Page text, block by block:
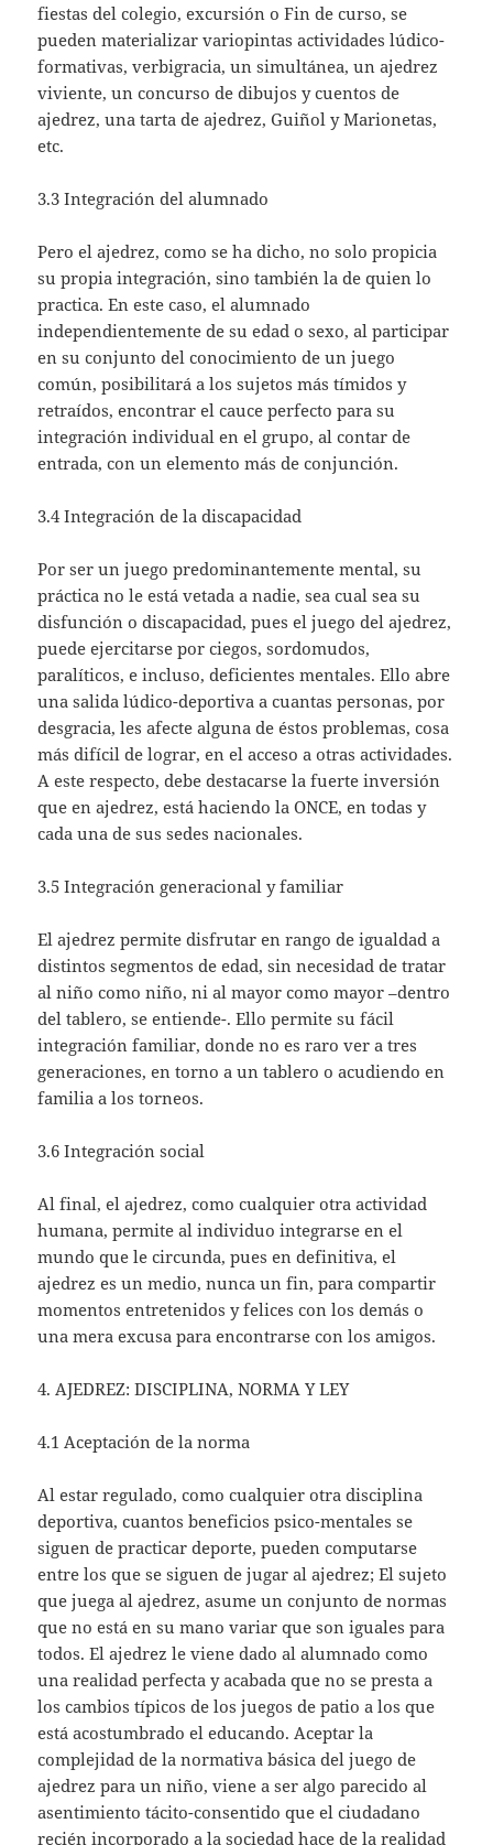
fiestas del colegio, excursión o Fin de curso, se
pueden materializar variopintas actividades lúdico-
formativas, verbigracia, un simultánea, un ajedrez
viviente, un concurso de dibujos y cuentos de
ajedrez, una tarta de ajedrez, Guiñol y Marionetas,
etc.
3.3 Integración del alumnado
Pero el ajedrez, como se ha dicho, no solo propicia
su propia integración, sino también la de quien lo
practica. En este caso, el alumnado
independientemente de su edad o sexo, al participar
en su conjunto del conocimiento de un juego
común, posibilitará a los sujetos más tímidos y
retraídos, encontrar el cauce perfecto para su
integración individual en el grupo, al contar de
entrada, con un elemento más de conjunción.
3.4 Integración de la discapacidad
Por ser un juego predominantemente mental, su
práctica no le está vetada a nadie, sea cual sea su
disfunción o discapacidad, pues el juego del ajedrez,
puede ejercitarse por ciegos, sordomudos,
paralíticos, e incluso, deficientes mentales. Ello abre
una salida lúdico-deportiva a cuantas personas, por
desgracia, les afecte alguna de éstos problemas, cosa
más difícil de lograr, en el acceso a otras actividades.
A este respecto, debe destacarse la fuerte inversión
que en ajedrez, está haciendo la ONCE, en todas y
cada una de sus sedes nacionales.
3.5 Integración generacional y familiar
El ajedrez permite disfrutar en rango de igualdad a
distintos segmentos de edad, sin necesidad de tratar
al niño como niño, ni al mayor como mayor –dentro
del tablero, se entiende-. Ello permite su fácil
integración familiar, donde no es raro ver a tres
generaciones, en torno a un tablero o acudiendo en
familia a los torneos.
3.6 Integración social
Al final, el ajedrez, como cualquier otra actividad
humana, permite al individuo integrarse en el
mundo que le circunda, pues en definitiva, el
ajedrez es un medio, nunca un fin, para compartir
momentos entretenidos y felices con los demás o
una mera excusa para encontrarse con los amigos.
4. AJEDREZ: DISCIPLINA, NORMA Y LEY
4.1 Aceptación de la norma
Al estar regulado, como cualquier otra disciplina
deportiva, cuantos beneficios psico-mentales se
siguen de practicar deporte, pueden computarse
entre los que se siguen de jugar al ajedrez; El sujeto
que juega al ajedrez, asume un conjunto de normas
que no está en su mano variar que son iguales para
todos. El ajedrez le viene dado al alumnado como
una realidad perfecta y acabada que no se presta a
los cambios típicos de los juegos de patio a los que
está acostumbrado el educando. Aceptar la
complejidad de la normativa básica del juego de
ajedrez para un niño, viene a ser algo parecido al
asentimiento tácito-consentido que el ciudadano
recién incorporado a la sociedad hace de la realidad